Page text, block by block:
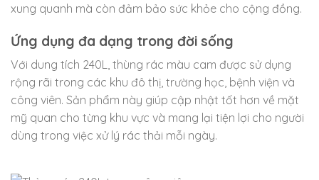
xung quanh mà còn đảm bảo sức khỏe cho cộng đồng.
Ứng dụng đa dạng trong đời sống
Với dung tích 240L, thùng rác màu cam được sử dụng
rộng rãi trong các khu đô thị, trường học, bệnh viện và
công viên. Sản phẩm này giúp cập nhật tốt hơn về mặt
mỹ quan cho từng khu vực và mang lại tiện lợi cho người
dùng trong việc xử lý rác thải mỗi ngày.